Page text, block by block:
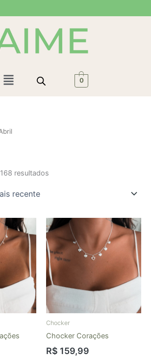
Menu 0
resultados
mais
Chocker
Chocker Corações
R$ 159,99